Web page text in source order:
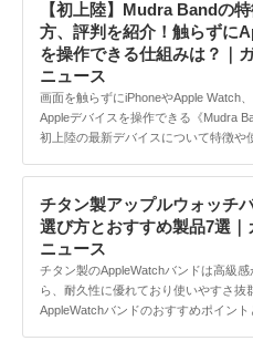
【初上陸】Mudra Bandの
方、評判を紹介！触らずに
を操作できる仕組みは？｜
ニュース
画面を触らずにiPhoneやApple Watch
Appleデバイスを操作できる《Mudra
初上陸の最新デバイスについて特徴や
チタン製アップルウォッチ
選び方とおすすめ製品7選｜
ニュース
チタン製のAppleWatchバンドは高級
ら、耐久性に優れており使いやすさ抜
AppleWatchバンドのおすすめポイント